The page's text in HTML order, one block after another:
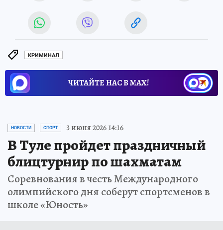
КРИМИНАЛ
ЧИТАЙТЕ НАС В МАХ!
НОВОСТИ СПОРТ 3 июня 2026 14:16
В Туле пройдет праздничный
блицтурнир по шахматам
Соревнования в честь Международного
олимпийского дня соберут спортсменов в
школе «Юность»